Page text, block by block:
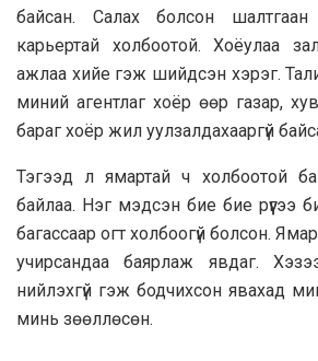
байсан. Салах болсон
карьертай холбоотой. Хоёулаа
ажлаа хийе гэж шийдсэн хэрэг.
миний агентлаг хоёр өөр газар,
бараг хоёр жил уулзалдахааргүй
Тэгээд л ямартай ч холбоотой
байлаа. Нэг мэдсэн бие бие рүүгээ
багассаар огт холбоогүй болсон.
учирсандаа баярлаж явдаг.
нийлэхгүй гэж бодчихсон явахад
минь зөөллөсөн.